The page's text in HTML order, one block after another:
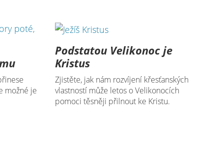
možné je
Podstatou Velikonoc je
Kristus
Zjistěte, jak nám rozvíjení křesťanských
vlastností může letos o Velikonocích
pomoci těsněji přilnout ke Kristu.